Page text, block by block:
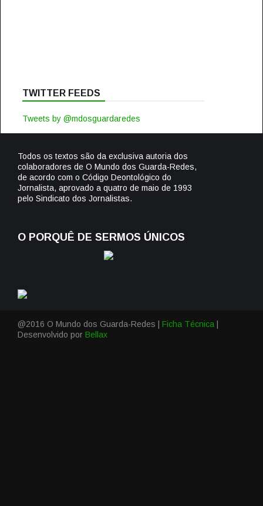
TWITTER FEEDS
Tweets by @mdosguardaredes
Todos os textos são da exclusiva autoria dos
colaboradores de O Mundo dos Guarda-Redes,
de acordo com o Código Deontológico do
Jornalista, aprovado a quatro de maio de 1993
pelo Sindicato dos Jornalistas.
O PORQUÊ DE SERMOS ÚNICOS
@2016 O Mundo dos Guarda-Redes | Ficha Técnica
Desenvolvido por Bellax